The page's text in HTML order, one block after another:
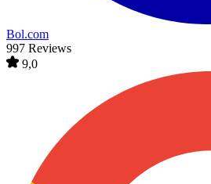
Bol.com
997 Reviews
9,0